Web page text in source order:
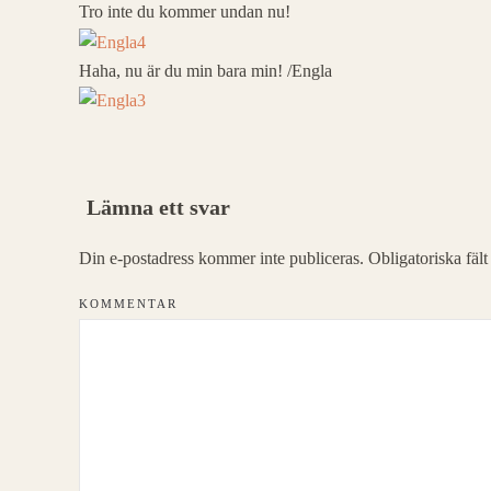
Tro inte du kommer undan nu!
Haha, nu är du min bara min! /Engla
Lämna ett svar
Din e-postadress kommer inte publiceras. Obligatoriska fält
KOMMENTAR